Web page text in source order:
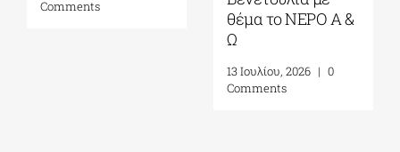
Comments
θέμα το ΝΕΡΟ Α &
Ω
13 Ιουλίου, 2026 | 0
Comments